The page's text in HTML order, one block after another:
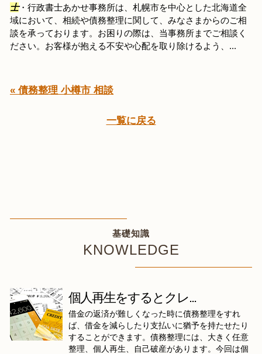
士・行政書士あかせ事務所は、札幌市を中心とした北海道全
域において、相続や債務整理に関して、みなさまからのご相
談を承っております。お困りの際は、当事務所までご相談く
ださい。お客様が抱える不安や心配を取り除けるよう、...
« 債務整理 小樽市 相談
一覧に戻る
基礎知識
KNOWLEDGE
個人再生をするとクレ...
借金の返済が難しくなった時に債務整理をすれ
ば、借金を減らしたり支払いに猶予を持たせたり
することができます。債務整理には、大きく任意
整理、個人再生、自己破産があります。今回は個